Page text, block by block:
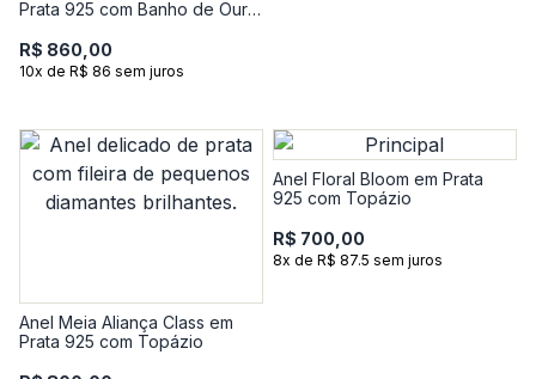
Prata 925 com Banho de Ouro
R$ 860,00
10x de R$ 86 sem juros
Anel Meia Aliança Class em
Prata 925 com Topázio
Anel Floral Bloom em Prata
925 com Topázio
R$ 700,00
8x de R$ 87.5 sem juros